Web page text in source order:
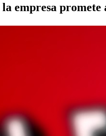
empresa